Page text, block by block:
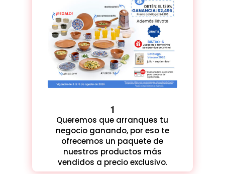
1
Queremos que arranques tu
negocio ganando, por eso te
ofrecemos un paquete de
nuestros productos más
vendidos a precio exclusivo.